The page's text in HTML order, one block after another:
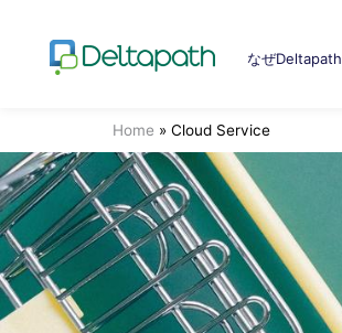
なぜDeltapath
Home » Cloud Service